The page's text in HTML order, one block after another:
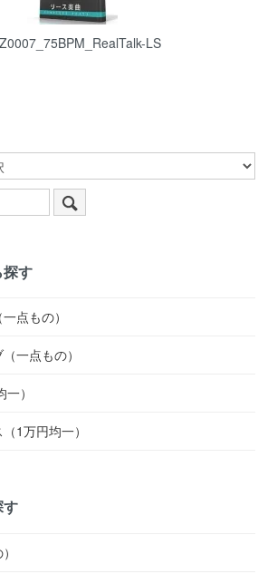
LS
す
点もの）
一点もの）
）
1万円均一）
す